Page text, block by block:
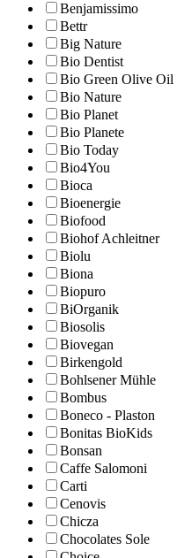
Benjamissimo
Bettr
Big Nature
Bio Dentist
Bio Green Olive Oil
Bio Nature
Bio Planet
Bio Planete
Bio Today
Bio4You
Bioca
Bioenergie
Biofood
Biohof Achleitner
Biolu
Biona
Biopuro
BiOrganik
Biosolis
Biovegan
Birkengold
Bohlsener Mühle
Bombus
Boneco - Plaston
Bonitas BioKids
Bonsan
Caffe Salomoni
Carti
Cenovis
Chicza
Chocolates Sole